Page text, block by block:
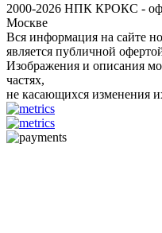
2000-2026 НПК КРОКС -
Москве
Вся информация на сайте
является публичной
Изображения и описания
частях,
не касающихся изменения